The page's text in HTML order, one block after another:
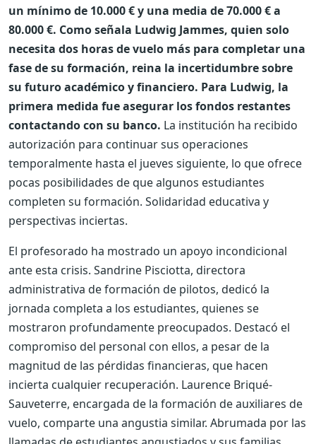
un mínimo de 10.000 € y una media de 70.000 € a
80.000 €. Como señala Ludwig Jammes, quien solo
necesita dos horas de vuelo más para completar una
fase de su formación, reina la incertidumbre sobre
su futuro académico y financiero. Para Ludwig, la
primera medida fue asegurar los fondos restantes
contactando con su banco. La institución ha recibido
autorización para continuar sus operaciones
temporalmente hasta el jueves siguiente, lo que ofrece
pocas posibilidades de que algunos estudiantes
completen su formación. Solidaridad educativa y
perspectivas inciertas.
El profesorado ha mostrado un apoyo incondicional
ante esta crisis. Sandrine Pisciotta, directora
administrativa de formación de pilotos, dedicó la
jornada completa a los estudiantes, quienes se
mostraron profundamente preocupados. Destacó el
compromiso del personal con ellos, a pesar de la
magnitud de las pérdidas financieras, que hacen
incierta cualquier recuperación. Laurence Briqué-
Sauveterre, encargada de la formación de auxiliares de
vuelo, comparte una angustia similar. Abrumada por las